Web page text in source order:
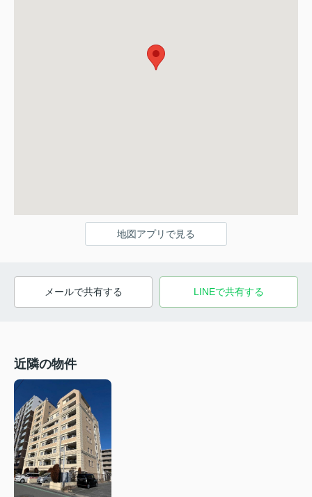
地図アプリで見る
メールで共有する LINEで共有する
近隣の物件